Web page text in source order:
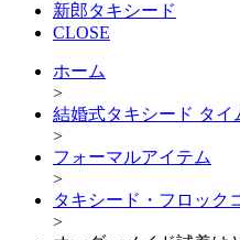
新郎タキシード
CLOSE
ホーム
>
結婚式タキシード タイ
>
フォーマルアイテム
>
タキシード・フロック
>